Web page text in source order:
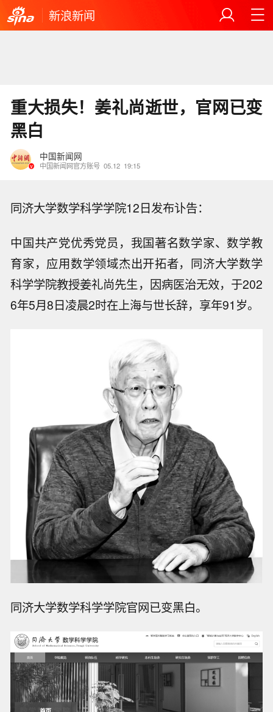
新浪新闻
重大损失！姜礼尚逝世，官网已变
黑白
中国新闻网
中国新闻网官方账号 05.12 19:15
同济大学数学科学学院12日发布讣告：
中国共产党优秀党员，我国著名数学家、数学教
育家，应用数学领域杰出开拓者，同济大学数学
科学学院教授姜礼尚先生，因病医治无效，于202
6年5月8日凌晨2时在上海与世长辞，享年91岁。
同济大学数学科学学院官网已变黑白。